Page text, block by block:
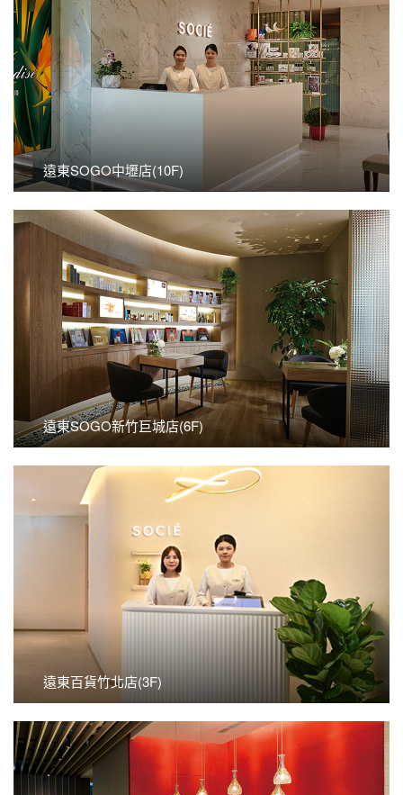
遠東SOGO中壢店(10F)
看更多
遠東SOGO新竹巨城店(6F)
看更多
遠東SOGO新竹巨城店(6F)
遠東百貨竹北店(3F)
看更多
遠東百貨竹北店(3F)